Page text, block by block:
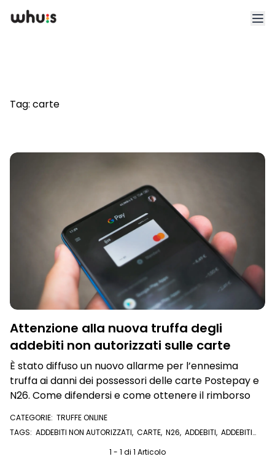
Blog
Whuis per lo sport
Accedi Registrati
Tag: carte
Attenzione alla nuova truffa degli
addebiti non autorizzati sulle carte
È stato diffuso un nuovo allarme per l’ennesima
truffa ai danni dei possessori delle carte Postepay e
N26. Come difendersi e come ottenere il rimborso
CATEGORIE: TRUFFE ONLINE
TAGS: ADDEBITI NON AUTORIZZATI, CARTE, N26, ADDEBITI, ADDEBITI
1 - 1 di 1 Articolo